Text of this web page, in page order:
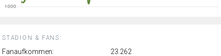
STADION & FANS:
Fanaufkommen:
23.262